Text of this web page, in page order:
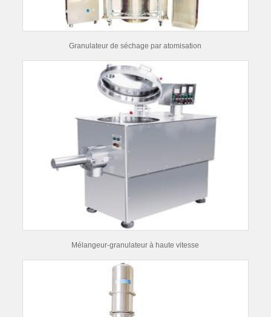
Granulateur de séchage par atomisation
Mélangeur-granulateur à haute vitesse